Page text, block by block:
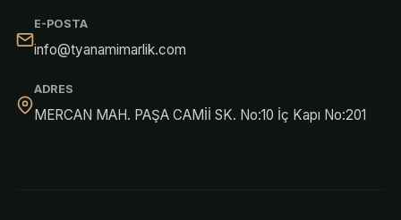
E-POSTA
info@tyanamimarlik.com
ADRES
MERCAN MAH. PAŞA CAMİİ SK. No:10 İç Kapı No:201